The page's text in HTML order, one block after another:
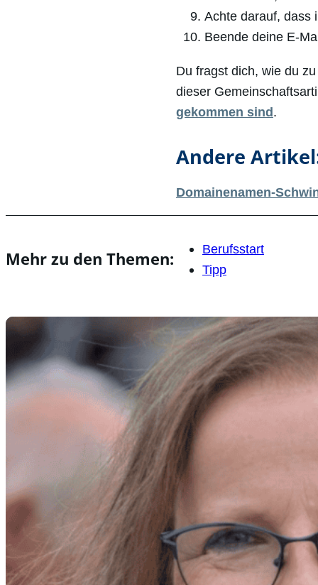
Achte darauf, dass
Beende deine E-
Du fragst dich, wie du
dieser
gekommen sind.
Andere
Domainenamen-
Mehr zu den Themen:
Berufsstart
Tipp